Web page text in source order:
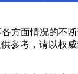
方面情况的不
参考，请以权